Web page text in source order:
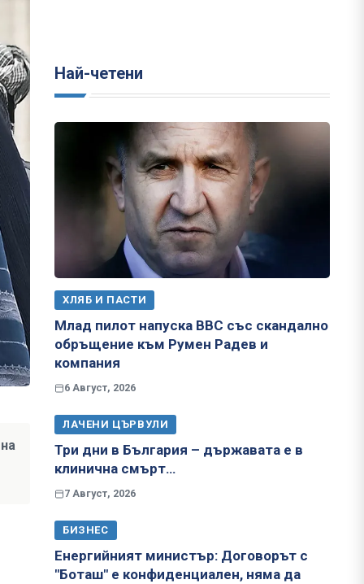
Най-четени
ХЛЯБ И ПАСТИ
Млад пилот напуска ВВС със скандално
обръщение към Румен Радев и
компания
6 Август, 2026
ЛАЧЕНИ ЦЪРВУЛИ
Три дни в България – държавата е в
клинична смърт…
7 Август, 2026
БИЗНЕС
Енергийният министър: Договорът с
"Боташ" е конфиденциален, няма да